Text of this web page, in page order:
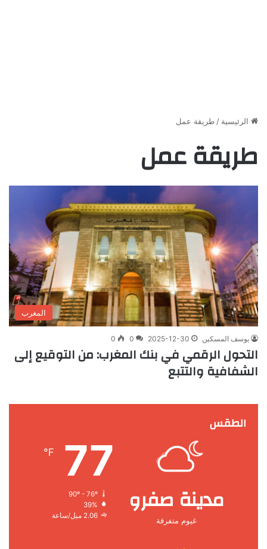
الرئيسية / طريقة عمل
طريقة عمل
المغرب
يوسف المسكين 2025-12-30
0
0
التحول الرقمي في بنك المغرب: من التوقيع إلى
الشفافية والتتبع
الطقس
مدينة صفرو
غيوم متفرقة
77
℉
90º - 76º
39%
2.06 ميل/ساعة